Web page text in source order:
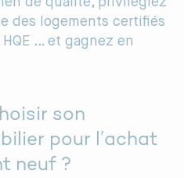
des logements certifiés
… et gagnez en
son
pour l’achat
neuf ?